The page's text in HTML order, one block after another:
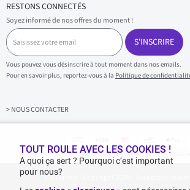
RESTONS CONNECTÉS
Soyez informé de nos offres du moment !
S
a
i
s
i
s
z
v
S'INSCRIRE
Vous pouvez vous désinscrire à tout moment dans nos emails.
Pour en savoir plus, reportez-vous à la Politique de
> NOUS CONTACTER
Achats & paiements 100% sécurisés
1001pneus - Copyright 2026 - Tous droits
TOUT ROULE AVEC LES COOKIES !
A quoi ça sert ? Pourquoi c’est important
pour nous?